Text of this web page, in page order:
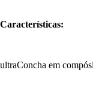
Características:
ultraConcha em